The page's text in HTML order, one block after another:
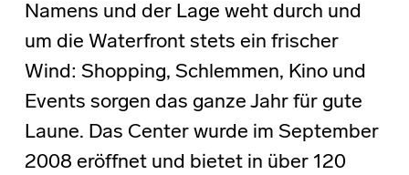
Namens und der Lage weht durch und
um die Waterfront stets ein frischer
Wind: Shopping, Schlemmen, Kino und
Events sorgen das ganze Jahr für gute
Laune. Das Center wurde im September
2008 eröffnet und bietet in über 120